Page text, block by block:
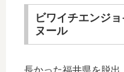
ビワイチエンジ
ヌール
長かった福井県を脱出